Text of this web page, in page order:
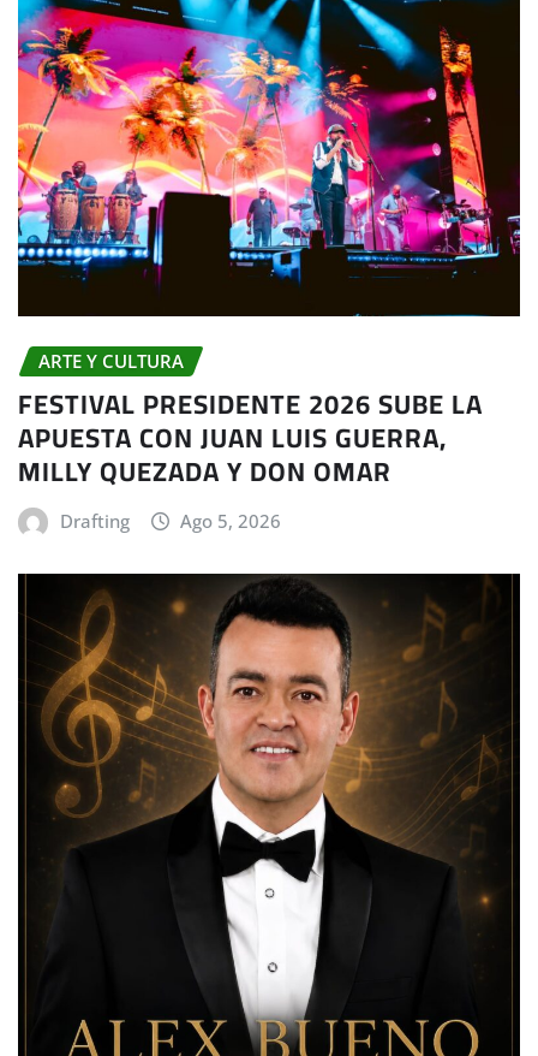
ARTE Y CULTURA
FESTIVAL PRESIDENTE 2026 SUBE LA
APUESTA CON JUAN LUIS GUERRA,
MILLY QUEZADA Y DON OMAR
Drafting Ago 5, 2026